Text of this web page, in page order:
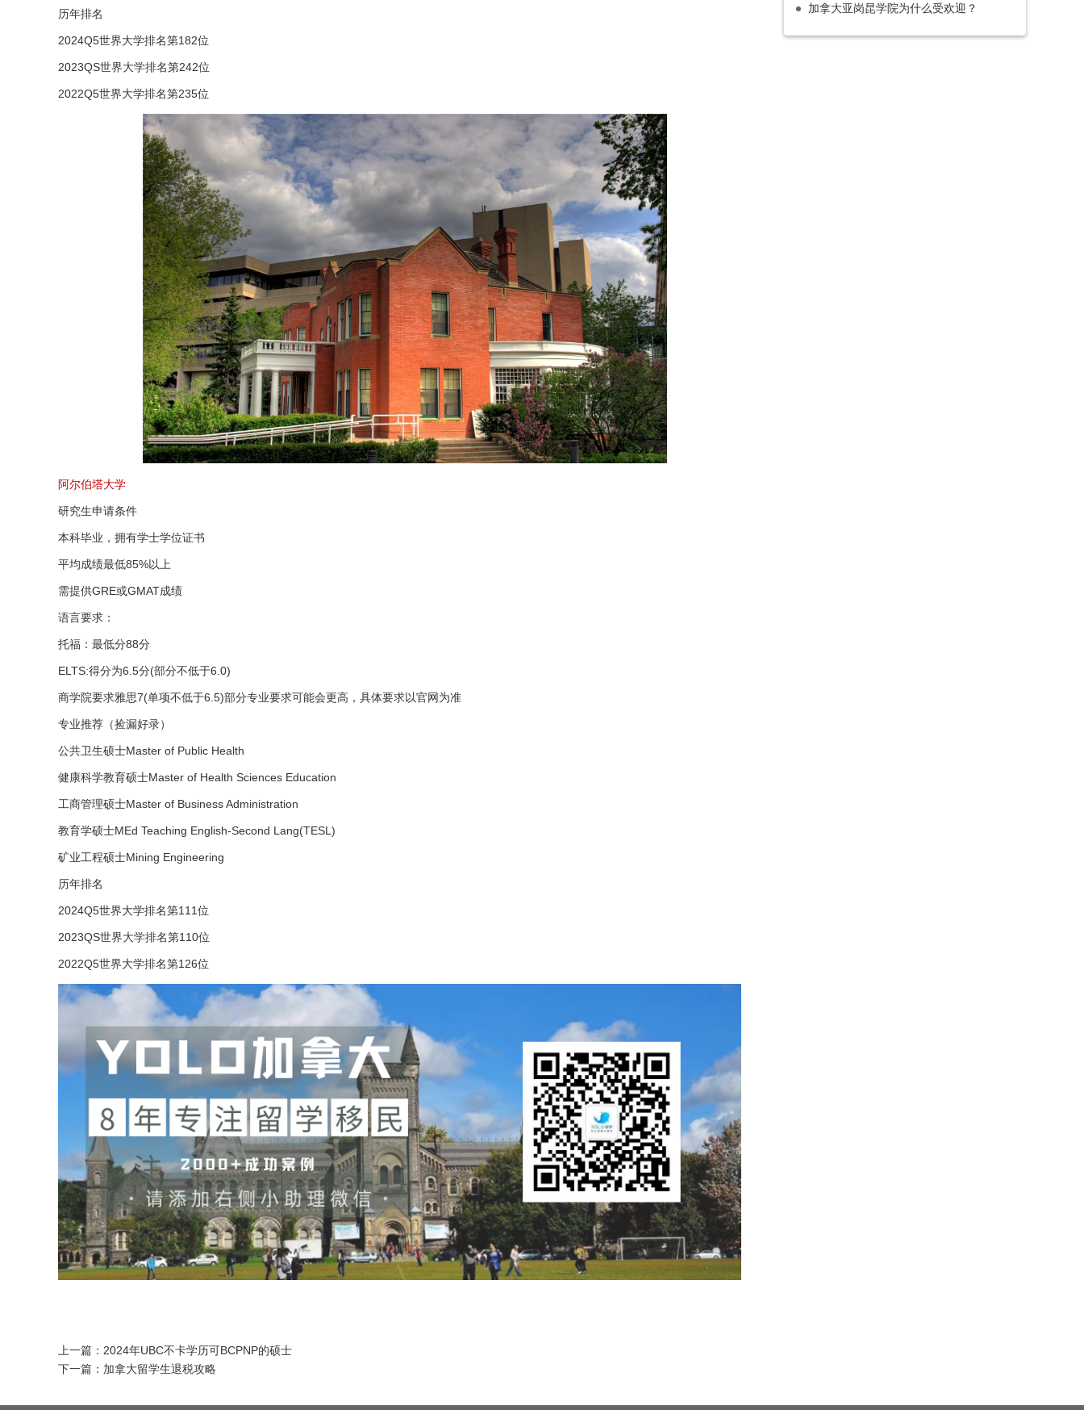
历年排名
2024Q5世界大学排名第182位
2023QS世界大学排名第242位
2022Q5世界大学排名第235位
阿尔伯塔大学
研究生申请条件
本科毕业，拥有学士学位证书
平均成绩最低85%以上
需提供GRE或GMAT成绩
语言要求：
托福：最低分88分
ELTS:得分为6.5分(部分不低于6.0)
商学院要求雅思7(单项不低于6.5)部分专业要求可能会更高，具体要求以官网为准
专业推荐（捡漏好录）
公共卫生硕士Master of Public Health
健康科学教育硕士Master of Health Sciences Education
工商管理硕士Master of Business Administration
教育学硕士MEd Teaching English-Second Lang(TESL)
矿业工程硕士Mining Engineering
历年排名
2024Q5世界大学排名第111位
2023QS世界大学排名第110位
2022Q5世界大学排名第126位
上一篇： 2024年UBC不卡学历可BCPNP的硕士
下一篇： 加拿大留学生退税攻略
加拿大亚岗昆学院为什么受欢迎？